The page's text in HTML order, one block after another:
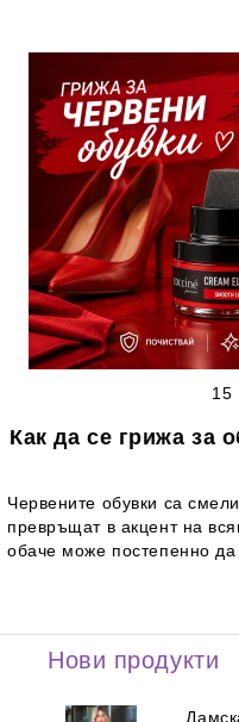
Как да се грижа за
15
Червените обувки са
превръщат в акцент на
обаче може постепенно
Нови продукти